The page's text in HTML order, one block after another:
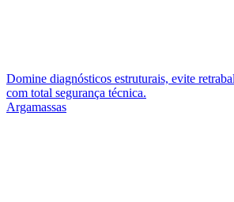
Domine diagnósticos estruturais, evite
com total segurança técnica.
Argamassas